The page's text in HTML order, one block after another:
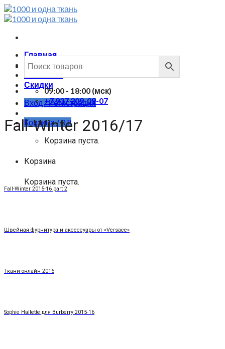
Skip
to
Главная
Каталог
Скидки
Вход / Регистрация
Корзина /0Р
Корзина пуста.
Корзина
Корзина пуста.
09:00 - 18:00 (мск)
+7 937 209-09-07
Fall-Winter 2016/17
Fall-Winter 2015-16 part 2
Швейная фурнитура и аксессуары от «Versace»
Ткани онлайн 2016
Sophie Hallette для Burberry 2015-16